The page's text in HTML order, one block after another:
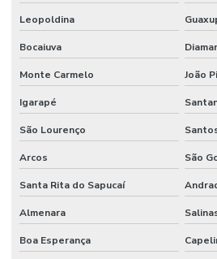
Manutenção Inteligente Em Indústrias
Manutenção Predial Comercial
Manutenção Predial De Edifícios
Manutenção Predial De Estruturas
Manutenção Predial De Pequenas Obras
Manutenção Predial E Serviços Técnicos
Manutenção Predial Para Empresas
Leopoldina
Bocaiuva
Monte Carmelo João
Igarapé
São Lourenço
Arcos São
Santa Rita do Sapucaí
Almenara
Boa Esperança